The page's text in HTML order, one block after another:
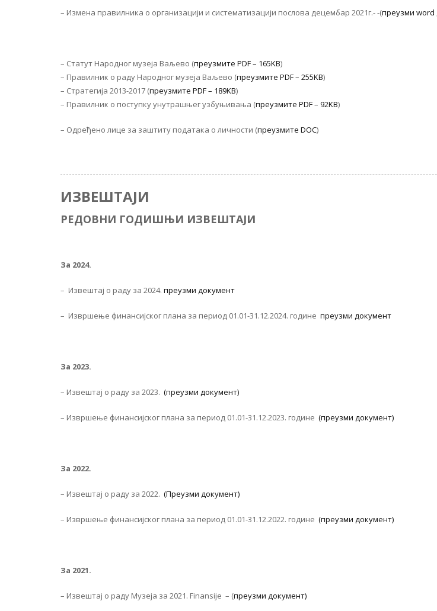
– Измена правилника о организацији и систематизацији послова децембар 2021г.- -(преузми word
– Статут Народног музеја Ваљево (преузмите PDF – 165KB)
– Правилник о раду Народног музеја Ваљево (преузмите PDF – 255KB)
– Стратегија 2013-2017 (преузмите PDF – 189KB)
– Правилник о поступку унутрашњег узбуњивања (преузмите PDF – 92KB)
– Одређено лице за заштиту података о личности (преузмите DOC)
ИЗВЕШТАЈИ
РЕДОВНИ ГОДИШЊИ ИЗВЕШТАЈИ
За 2024.
– Извештај о раду за 2024. преузми документ
– Извршење финансијског плана за период 01.01-31.12.2024. године преузми документ
За 2023.
– Извештај о раду за 2023. (преузми документ)
– Извршење финансијског плана за период 01.01-31.12.2023. године (преузми документ)
За 2022.
– Извештај о раду за 2022. (Преузми документ)
– Извршење финансијског плана за период 01.01-31.12.2022. године (преузми документ)
За 2021.
– Извештај о раду Музеја за 2021. Finansije – (преузми документ)